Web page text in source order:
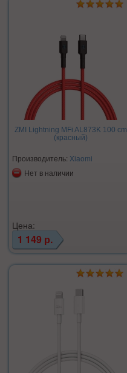
ZMI Lightning MFi AL873K 100 cm
(красный)
Производитель: Xiaomi
Нет в наличии
Цена:
1 149 р.